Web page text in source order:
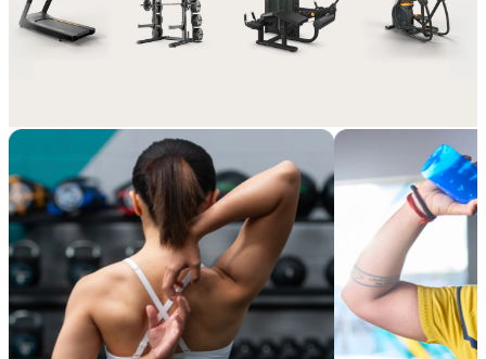
Encore plus d’avantages, de la performance pure!